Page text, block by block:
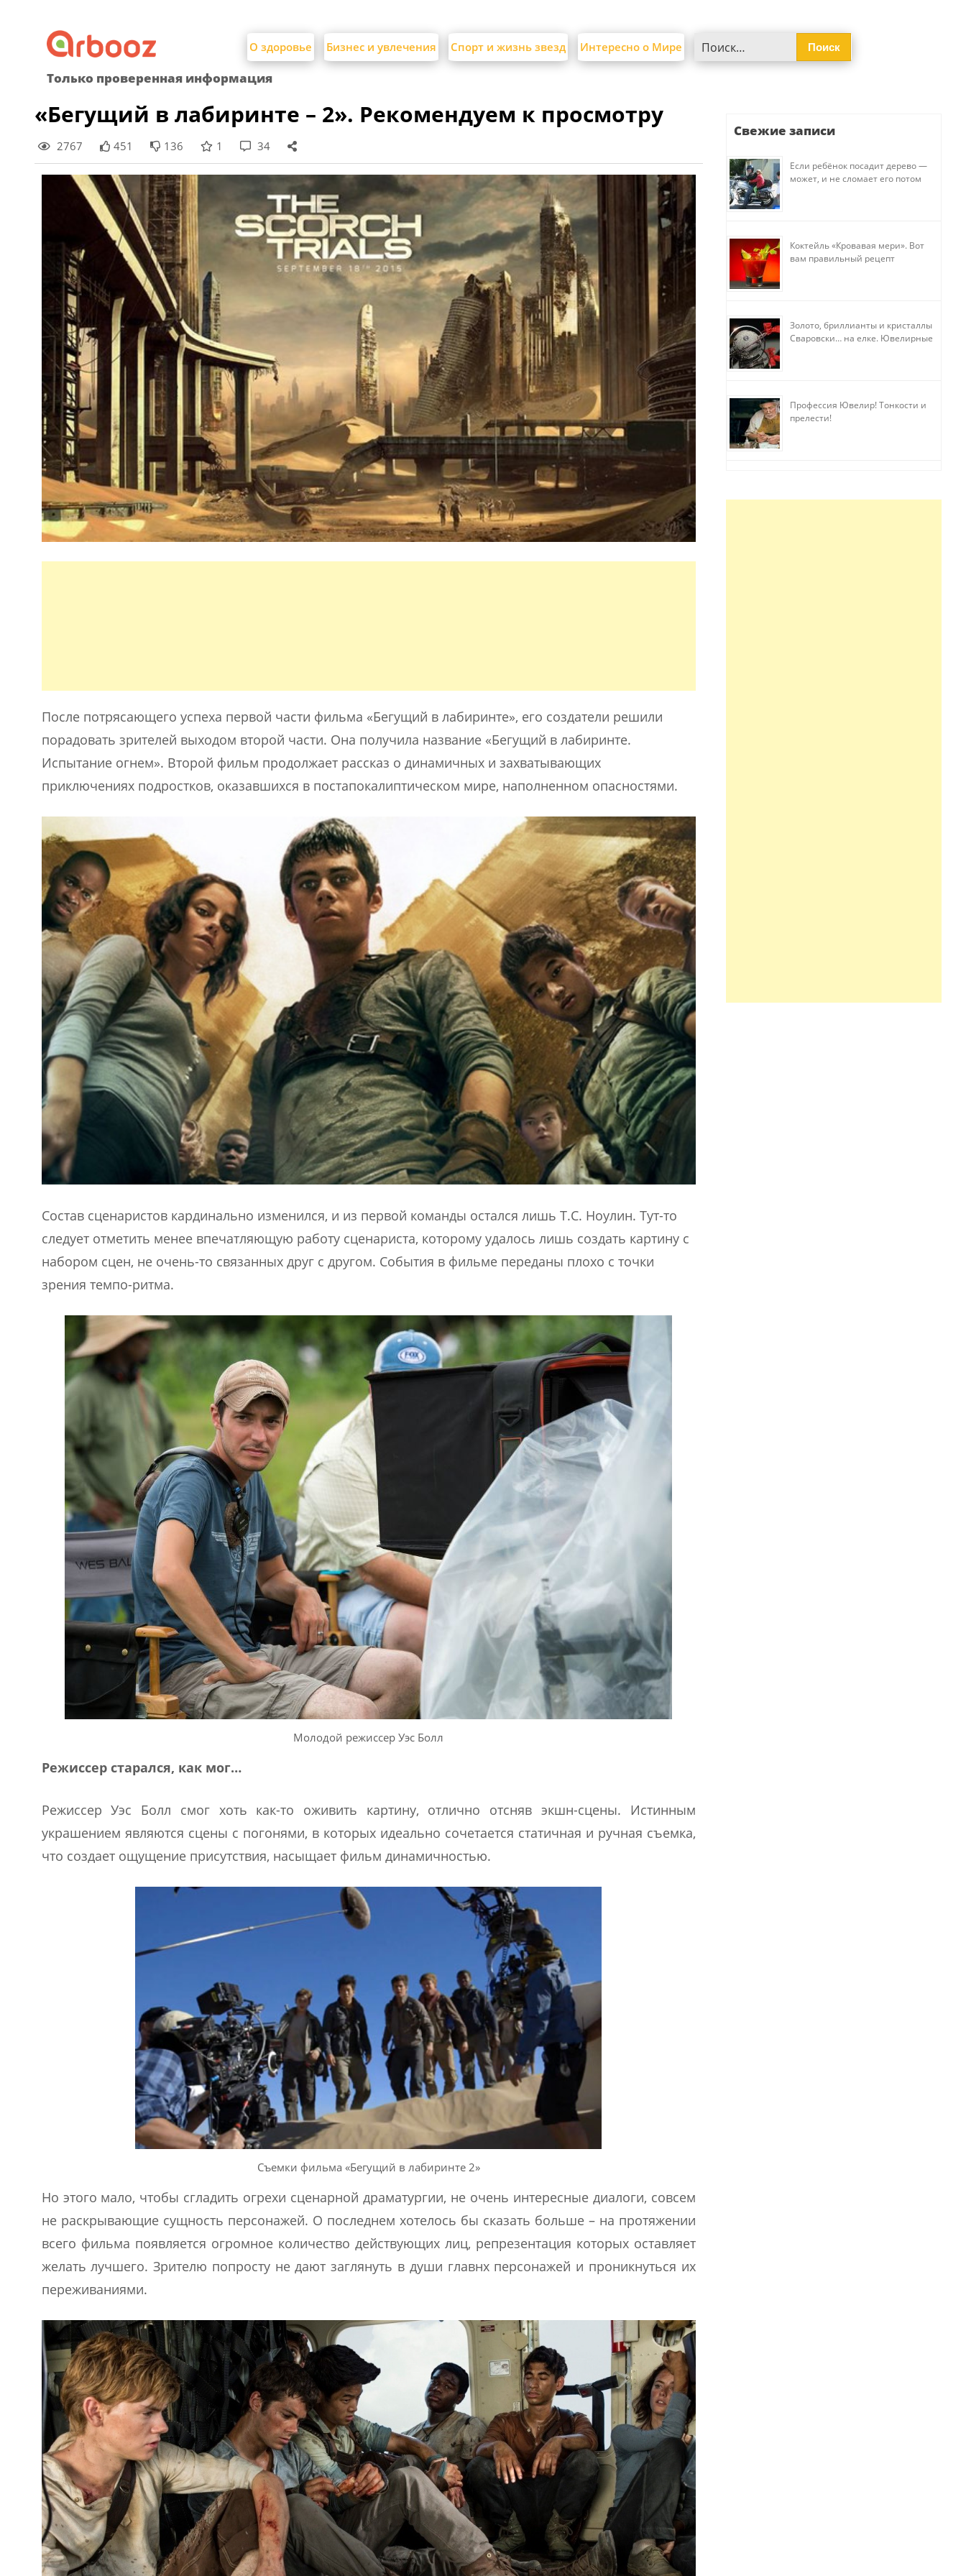
content
О здоровье Бизнес и увлечения Спорт и жизнь звезд Интересно о Мире
Только проверенная информация
«Бегущий в лабиринте – 2». Рекомендуем к просмотру
2767 451 136 1 34
После потрясающего успеха первой части фильма «Бегущий в лабиринте», его создатели решили
порадовать зрителей выходом второй части. Она получила название «Бегущий в лабиринте.
Испытание огнем». Второй фильм продолжает рассказ о динамичных и захватывающих
приключениях подростков, оказавшихся в постапокалиптическом мире, наполненном опасностями.
Состав сценаристов кардинально изменился, и из первой команды остался лишь Т.С. Ноулин. Тут-то
следует отметить менее впечатляющую работу сценариста, которому удалось лишь создать картину с
набором сцен, не очень-то связанных друг с другом. События в фильме переданы плохо с точки
зрения темпо-ритма.
Молодой режиссер Уэс Болл
Режиссер старался, как мог…
Режиссер Уэс Болл смог хоть как-то оживить картину, отлично отсняв экшн-сцены. Истинным
украшением являются сцены с погонями, в которых идеально сочетается статичная и ручная съемка,
что создает ощущение присутствия, насыщает фильм динамичностью.
Съемки фильма «Бегущий в лабиринте 2»
Но этого мало, чтобы сгладить огрехи сценарной драматургии, не очень интересные диалоги, совсем
не раскрывающие сущность персонажей. О последнем хотелось бы сказать больше – на протяжении
всего фильма появляется огромное количество действующих лиц, репрезентация которых оставляет
желать лучшего. Зрителю попросту не дают заглянуть в души главнх персонажей и проникнуться их
переживаниями.
Свежие записи
Если ребёнок посадит дерево —
может, и не сломает его потом
Коктейль «Кровавая мери». Вот
вам правильный рецепт
Золото, бриллианты и кристаллы
Сваровски… на елке. Ювелирные
Профессия Ювелир! Тонкости и
прелести!